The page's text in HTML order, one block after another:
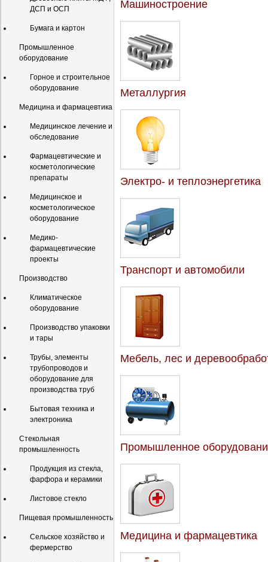
ДСП и ОСП
Бумага и картон
Промышленное
оборудование
Горное и строительное
оборудование
Медицина и фармацевтика
Медицинское лечение и
обследование
Фармацевтические и
косметологические
препараты
Медицинское и
косметологическое
оборудование
Медико-
фармацевтические
проекты
Производство
Климатическое
оборудование
Производство упаковки
и тары
Трубы, элементы
трубопроводов и
оборудование для
производства труб
Бытовая техника и
электроника
Стекольная
промышленность
Продукция из стекла,
фарфора и керамики
Листовое стекло
Пищевая промышленность
Сельское хозяйство и
фермерство
Машиностроение
Металлургия
Электро- и теплоэнергетика
Транспорт и автомобили
Мебель, лес и
Промышленное
Медицина и фармацевтика